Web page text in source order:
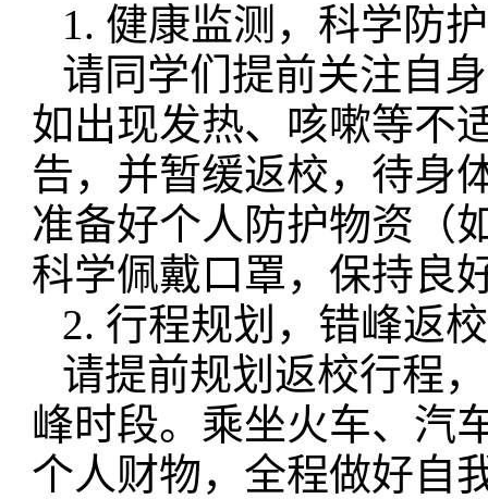
1. 健康监测，科学防护
请同学们提前关注自
如出现发热、咳嗽等不
告，并暂缓返校，待身
准备好个人防护物资（
科学佩戴口罩，保持良
2. 行程规划，错峰返校
请提前规划返校行程
峰时段。乘坐火车、汽
个人财物，全程做好自